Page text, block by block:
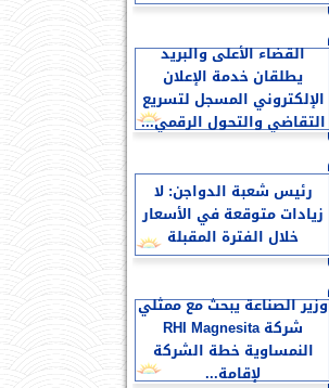
القضاء الأعلى والبريد
يطلقان خدمة الإعلان
الإلكتروني المسجل لتسريع
التقاضي والتحول الرقمي...
رئيس شعبة الدواجن: لا
زيادات متوقعة في الأسعار
خلال الفترة المقبلة
وزير الصناعة يبحث مع ممثلي
شركة RHI Magnesita
النمساوية خطة الشركة
لإقامة...